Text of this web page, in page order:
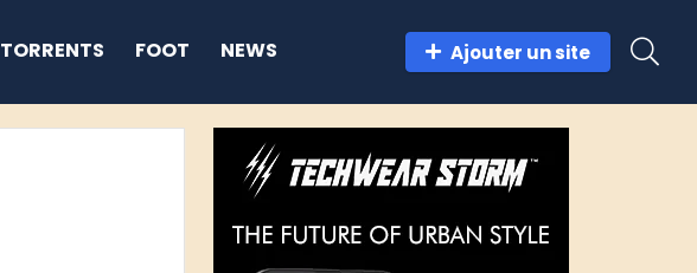
TORRENTS FOOT NEWS Ajouter un site